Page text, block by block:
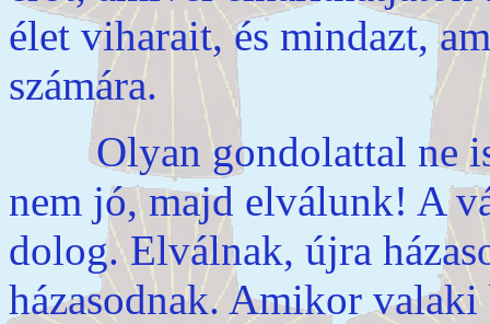
élet viharait, és mindazt,
számára.
Olyan gondolattal ne is
nem jó, majd elválunk! A
dolog. Elválnak, újra
házasodnak. Amikor valaki